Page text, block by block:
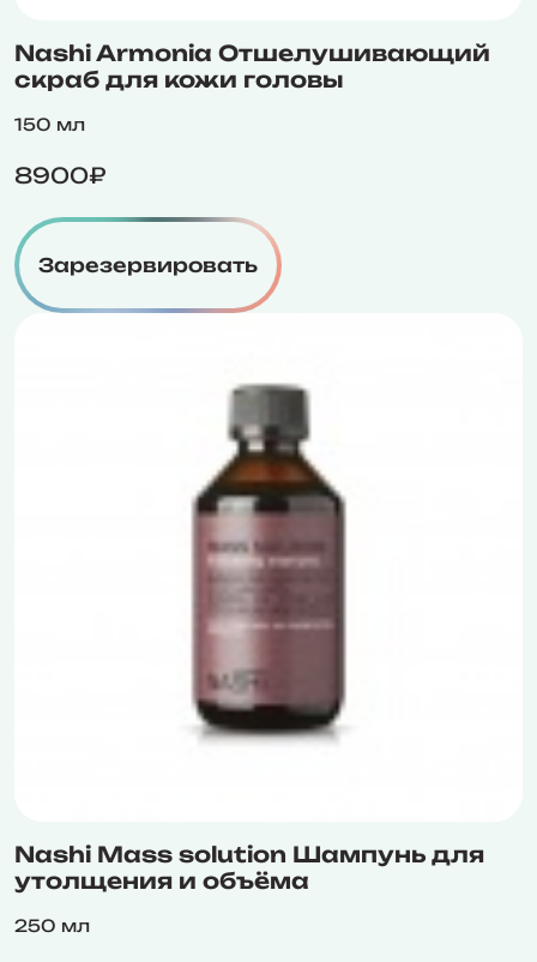
Nashi Armonia Отшелушивающий
скраб для кожи головы
150 мл
8900₽
Зарезервировать
Nashi Mass solution Шампунь для
утолщения и объёма
250 мл